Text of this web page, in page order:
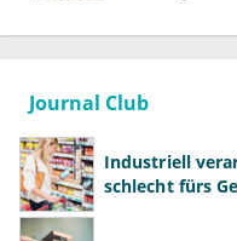
Journal Club
Industriell
schlecht fürs